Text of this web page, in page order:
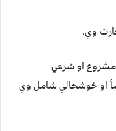
وي.
مشروع او شرعي
او خوشحالي شامل وي